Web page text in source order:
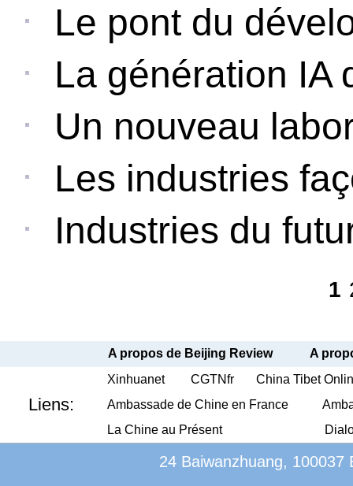
Le pont du
La génération IA
Un nouveau
Les industries
Industries du
1
A propos de Beijing Review A
Liens:
Xinhuanet CGTNfr
China Tibet
Ambassade de Chine en France
La Chine au Présent
24 Baiwanzhuang, 100037